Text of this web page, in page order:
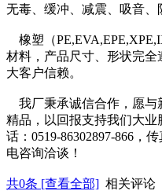
无毒、缓冲、减震、吸音、
橡塑（
材料，产品尺寸、形状完
大客户信赖。
我厂秉承诚信合作，愿与
精品，以回报支持我们大业
话：0519-86302897-866，
电咨询洽谈！
共0条 [查看全部] 相关评论